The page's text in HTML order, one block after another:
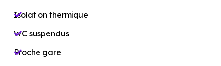
Isolation thermique
WC suspendus
Proche gare